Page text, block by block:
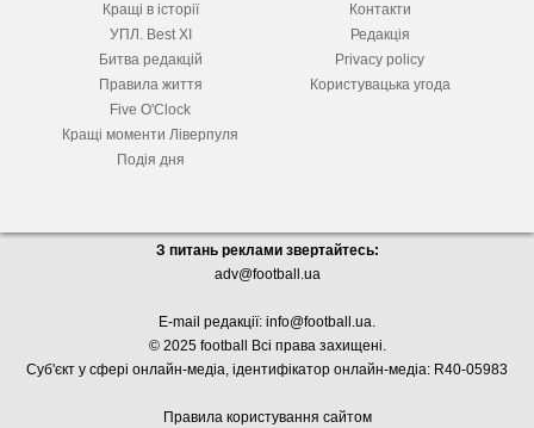
Кращі в історії
УПЛ. Best XІ
Битва редакцій
Правила життя
Five O'Clock
Кращі моменти Ліверпуля
Подія дня
Контакти
Редакція
Privacy policy
Користувацька угода
З питань реклами звертайтесь:
adv@football.ua
E-mail редакції: info@football.ua.
© 2025 football Всі права захищені.
Суб'єкт у сфері онлайн-медіа, ідентифікатор онлайн-медіа: R40-05983
Правила користування сайтом